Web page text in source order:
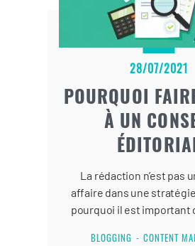
28/07/2021
POURQUOI
À UN
La rédaction n’est pas
affaire dans une stratégie
pourquoi il est important
BLOGGING CONTENT